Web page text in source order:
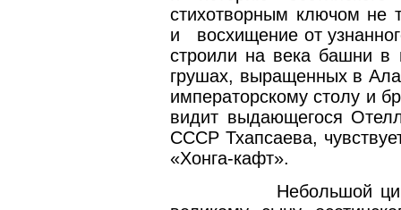
стихотворным ключом не
и
восхищение от
строили на века башни в
грушах, выращенных в
императорскому столу и
видит выдающегося
СССР Тхапсаева,
«Хонга-кафт».
Небольшой